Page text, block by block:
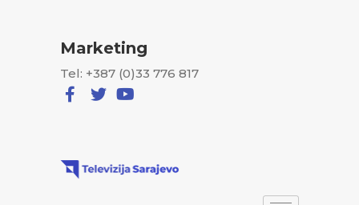
Marketing
Tel: +387 (0)33 776 817